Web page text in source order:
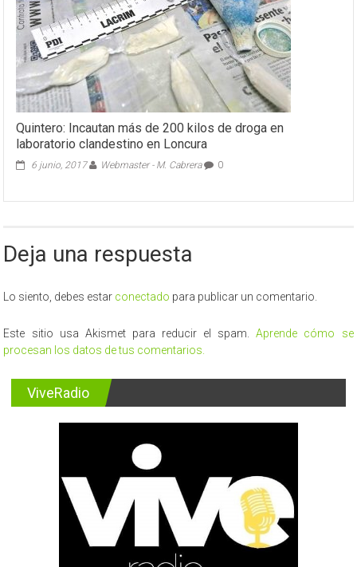
Quintero: Incautan más de 200 kilos de droga en
laboratorio clandestino en Loncura
6 junio, 2017 Webmaster - M. Cabrera 0
Deja una respuesta
Lo siento, debes estar conectado para publicar un comentario.
Este sitio usa Akismet para reducir el spam.Aprende cómo se
procesan los datos de tus comentarios.
ViveRadio